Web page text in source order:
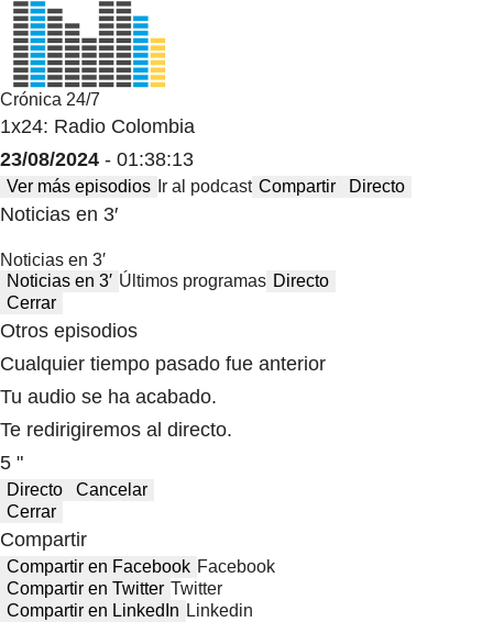
Crónica 24/7
1x24: Radio Colombia
23/08/2024 - 01:38:13
Ver más episodios Ir al podcast Compartir Directo
Noticias en 3′
Noticias en 3′
Noticias en 3′ Últimos programas Directo
Cerrar
Otros episodios
Cualquier tiempo pasado fue anterior
Tu audio se ha acabado.
Te redirigiremos al directo.
5 "
Directo
Cancelar
Cerrar
Compartir
Compartir en Facebook Facebook
Compartir en Twitter Twitter
Compartir en LinkedIn Linkedin